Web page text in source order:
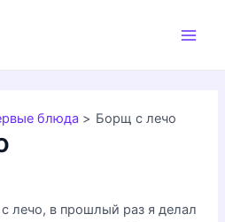
блюда Борщ с лечо
лечо, в прошлый раз я делал